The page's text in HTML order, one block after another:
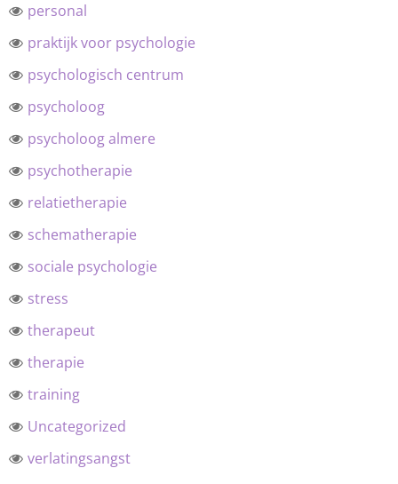
personal
praktijk voor psychologie
psychologisch centrum
psycholoog
psycholoog almere
psychotherapie
relatietherapie
schematherapie
sociale psychologie
stress
therapeut
therapie
training
Uncategorized
verlatingsangst